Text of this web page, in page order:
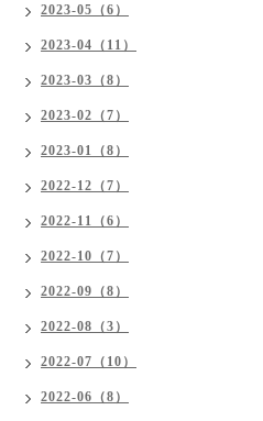
2023-05（6）
2023-04（11）
2023-03（8）
2023-02（7）
2023-01（8）
2022-12（7）
2022-11（6）
2022-10（7）
2022-09（8）
2022-08（3）
2022-07（10）
2022-06（8）